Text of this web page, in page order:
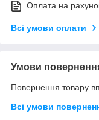
Оплата на
Всі умови оплати
Умови
Повернення товару
Всі умови